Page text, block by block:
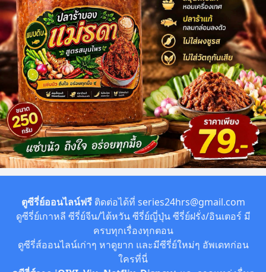
ตูซีรี่ย์ออนไลน์ฟรีติดต่อได้ที่ series24hrs@gmail.com
ดูซีรี่ย์เกาหลี ซีรี่ย์จีน/ไต้หวัน ซีรี่ย์ญี่ปุ่น ซีรี่ย์ฝรั่ง/อินเตอร์ มี
ครบทุกเรื่องทุกตอน
ดูซีรี่ส์ออนไลน์เก่าๆ หาดูยาก และมีซีรี่ย์ใหม่ๆ อัพเดทก่อน
ใครที่นี่